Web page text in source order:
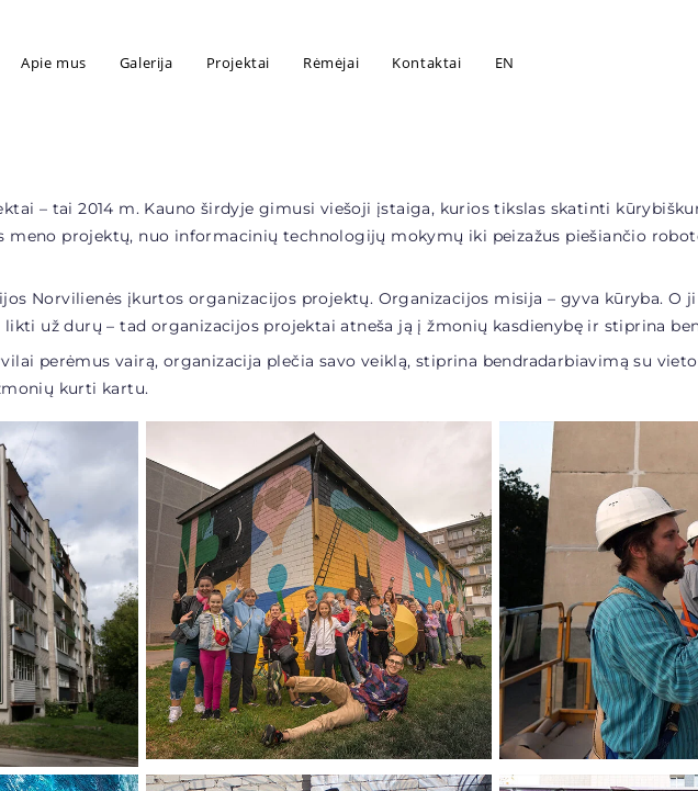
Apie mus Galerija Projektai Rėmėjai Kontaktai EN
– tai 2014 m. Kauno širdyje gimusi viešoji įstaiga, kurios tikslas skatinti
meno projektų, nuo informacinių technologijų mokymų iki peizažus piešiančio
Norvilienės įkurtos organizacijos projektų. Organizacijos misija – gyva kūryba. O
už durų – tad organizacijos projektai atneša ją į žmonių kasdienybę ir stiprina
perėmus vairą, organizacija plečia savo veiklą, stiprina bendradarbiavimą su
kurti kartu.